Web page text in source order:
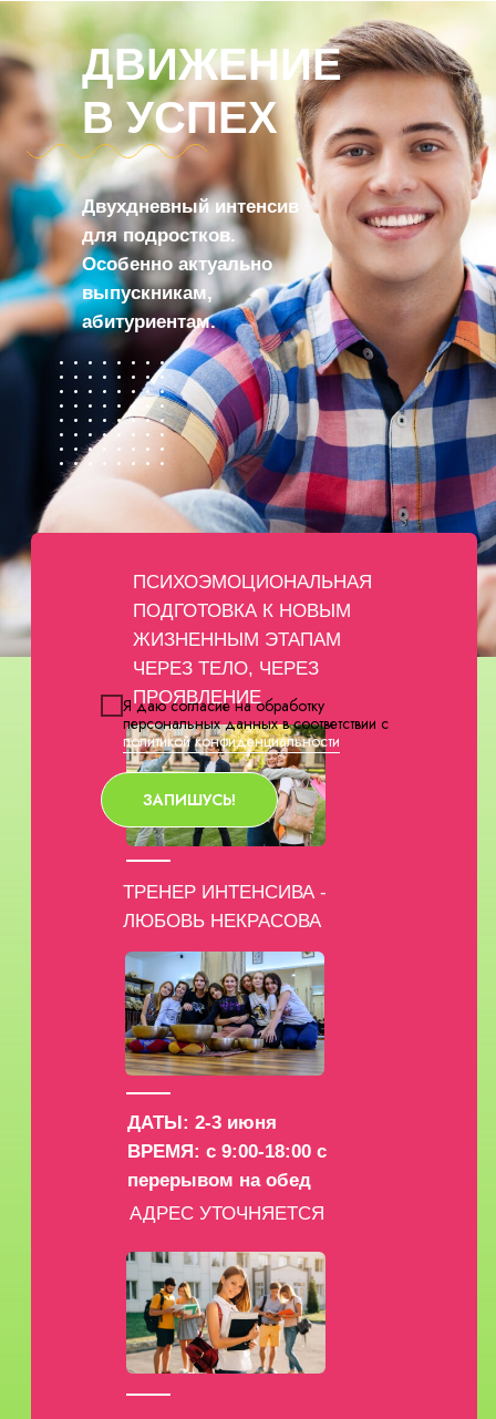
ДВИЖЕНИЕ
В УСПЕХ
Двухдневный интенсив
для подростков.
Особенно актуально
выпускникам,
абитуриентам.
ДАТЫ: 2-3 июня
ВРЕМЯ: с 9:00-18:00 с
перерывом на обед
АДРЕС УТОЧНЯЕТСЯ
ТРЕНЕР ИНТЕНСИВА -
ЛЮБОВЬ НЕКРАСОВА
ПСИХОЭМОЦИОНАЛЬНАЯ
ПОДГОТОВКА К НОВЫМ
ЖИЗНЕННЫМ ЭТАПАМ
ЧЕРЕЗ ТЕЛО, ЧЕРЕЗ
ПРОЯВЛЕНИЕ
Я даю согласие на обработку
персональных данных в соответствии с
политикой конфиденциальности
ЗАПИШУСЬ!